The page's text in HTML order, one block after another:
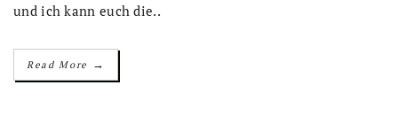
und ich kann euch die..
Read More →